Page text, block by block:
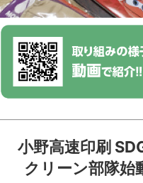
小野高速印刷
クリーン部隊始